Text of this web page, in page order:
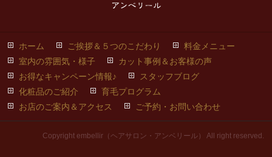
ホーム ご挨拶＆５つのこだわり
料金メニュー
室内の雰囲気・様子
カット事例＆お客様の声
お得なキャンペーン情報♪
スタッフブログ
化粧品のご紹介
育毛プログラム
お店のご案内＆アクセス
ご予約・お問い合わせ
Copyright embellir（ヘアサロン・アンベリール） All right reserved.